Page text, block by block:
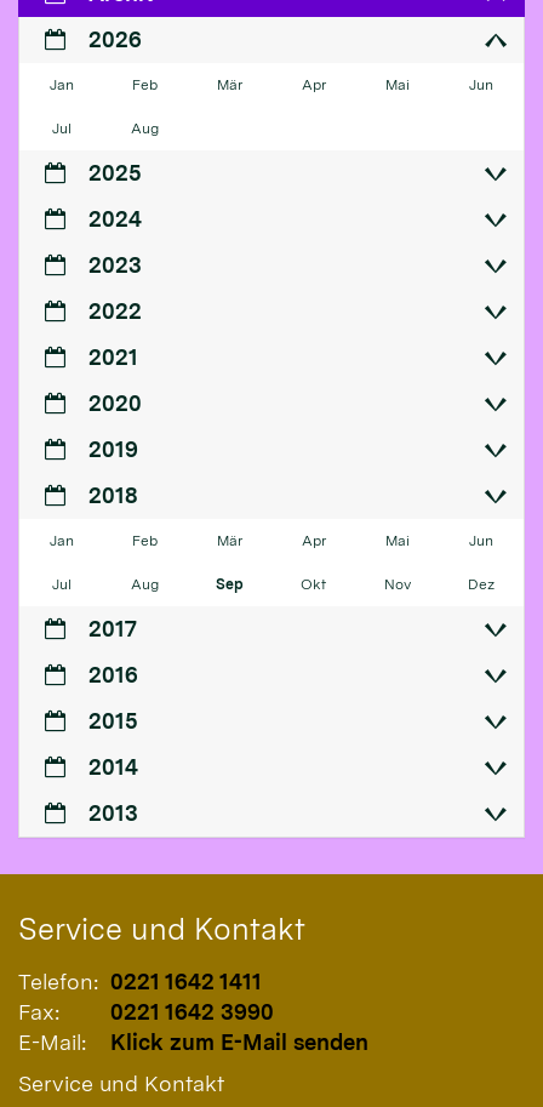
2026
Jan Feb Mär Apr Mai Jun
Jul Aug
2025
2024
2023
2022
2021
2020
2019
2018
Jan Feb Mär Apr Mai Jun
Jul Aug Sep Okt Nov Dez
2017
2016
2015
2014
2013
Service und Kontakt
Telefon: 0221 1642 1411
Fax:
0221 1642 3990
E-Mail:
Klick zum E-Mail senden
Service und Kontakt